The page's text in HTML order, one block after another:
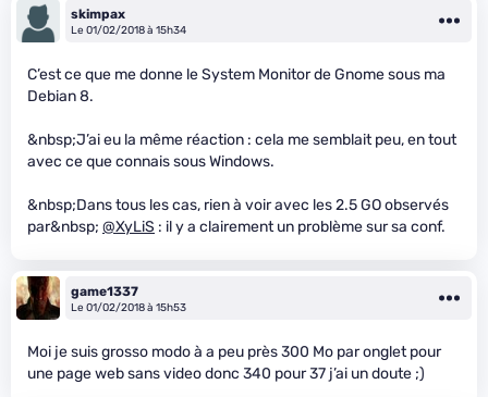
skimpax
Le 01/02/2018 à 15h34
C’est ce que me donne le System Monitor de Gnome sous ma
Debian 8.
&nbsp;J’ai eu la même réaction : cela me semblait peu, en tout
avec ce que connais sous Windows.
&nbsp;Dans tous les cas, rien à voir avec les 2.5 GO observés
par&nbsp; @XyLiS : il y a clairement un problème sur sa conf.
game1337
Le 01/02/2018 à 15h53
Moi je suis grosso modo à a peu près 300 Mo par onglet pour
une page web sans video donc 340 pour 37 j’ai un doute ;)